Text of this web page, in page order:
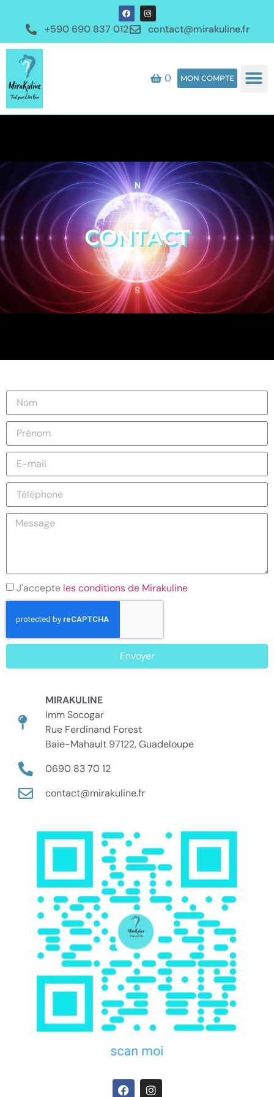
+590 690 837 012 contact@mirakuline.fr
0 MON COMPTE
CONTACT
J'accepte les conditions de Mirakuline
Envoyer
MIRAKULINE
Imm Socogar
Rue Ferdinand Forest
Baie-Mahault 97122, Guadeloupe
0690 83 70 12
contact@mirakuline.fr